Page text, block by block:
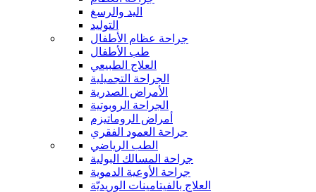
اليد والرسغ
التوليد
جراحة عظام الأطفال
طب الأطفال
العلاج الطبيعي
الجراحة التجميلية
الأمراض الصدرية
الجراحة الروبوتية
أمراض الروماتيزم
جراحة العمود الفقري
الطب الرياضي
جراحة المسالك البولية
جراحة الأوعية الدموية
العلاج بالفيتامينات الوريديّة